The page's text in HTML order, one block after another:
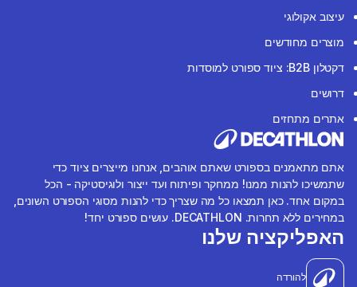
עיצוב אקולוגי
מוצרים מחודשים
דקטלון B2B: ציוד ספורט למוסדות
דרושים
אתרים מתחזים
אתם מתאמנים בספורט שאתם אוהבים, אנחנו מייצרים ציוד כדי
שתמשיכו להנות ממנו! ממחקר ופיתוח ועד ייצור ולוגיסטיקה - הכל
במקום אחד. כאן תמצאו כל מה שצריך כדי להנות מסוגי הספורט השונים,
במחירים ללא תחרות. DECATHLON. עושים ספורט יחד!
האפליקציה שלנו
להורדה